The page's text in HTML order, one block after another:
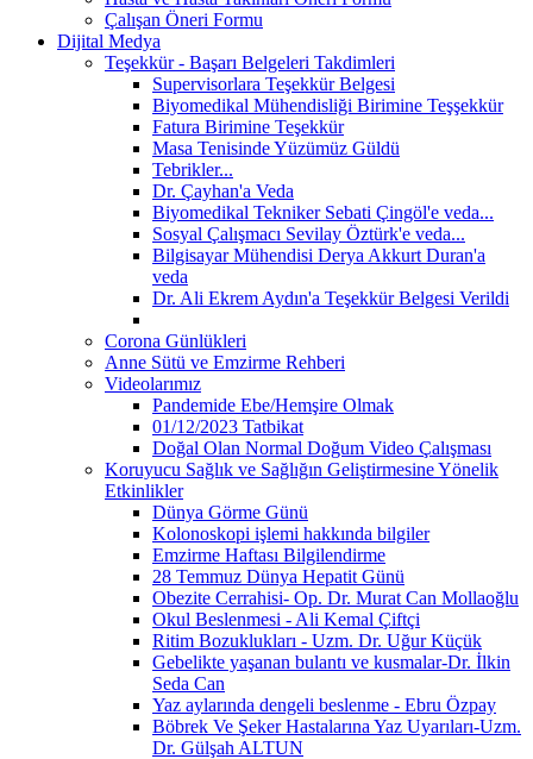
Çalışan Öneri Formu
Dijital Medya
Teşekkür - Başarı Belgeleri Takdimleri
Supervisorlara Teşekkür Belgesi
Biyomedikal Mühendisliği Birimine Teşşekkür
Fatura Birimine Teşekkür
Masa Tenisinde Yüzümüz Güldü
Tebrikler...
Dr. Çayhan'a Veda
Biyomedikal Tekniker Sebati Çingöl'e veda...
Sosyal Çalışmacı Sevilay Öztürk'e veda...
Bilgisayar Mühendisi Derya Akkurt Duran'a
veda
Dr. Ali Ekrem Aydın'a Teşekkür Belgesi Verildi
Corona Günlükleri
Anne Sütü ve Emzirme Rehberi
Videolarımız
Pandemide Ebe/Hemşire Olmak
01/12/2023 Tatbikat
Doğal Olan Normal Doğum Video Çalışması
Koruyucu Sağlık ve Sağlığın Geliştirmesine Yönelik
Etkinlikler
Dünya Görme Günü
Kolonoskopi işlemi hakkında bilgiler
Emzirme Haftası Bilgilendirme
28 Temmuz Dünya Hepatit Günü
Obezite Cerrahisi- Op. Dr. Murat Can Mollaoğlu
Okul Beslenmesi - Ali Kemal Çiftçi
Ritim Bozuklukları - Uzm. Dr. Uğur Küçük
Gebelikte yaşanan bulantı ve kusmalar-Dr. İlkin
Seda Can
Yaz aylarında dengeli beslenme - Ebru Özpay
Böbrek Ve Şeker Hastalarına Yaz Uyarıları-Uzm.
Dr. Gülşah ALTUN